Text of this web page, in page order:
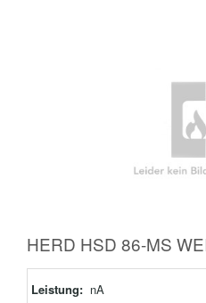
HERD HSD 86-MS
Leistung: nA